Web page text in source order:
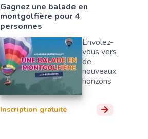
Gagnez une balade en
montgolfière pour 4
personnes
Envolez-
vous vers
de
nouveaux
horizons
Inscription gratuite